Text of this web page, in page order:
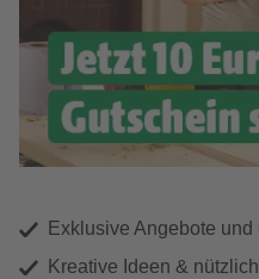
Exklusive Angebote
Kreative Ideen &